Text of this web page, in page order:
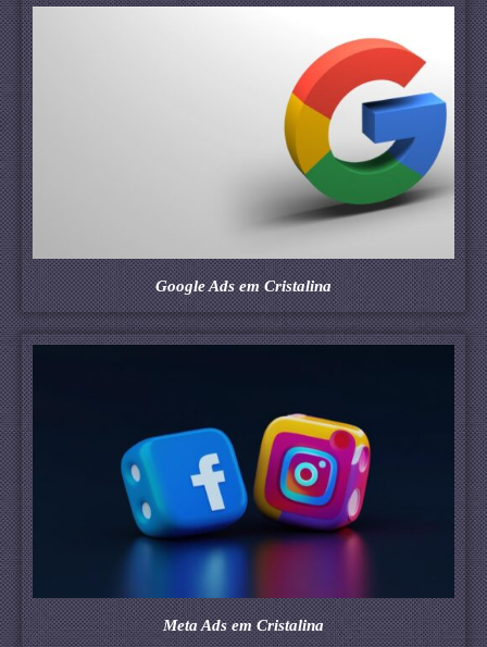
Google Ads em Cristalina
Meta Ads em Cristalina